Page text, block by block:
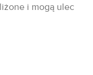
i mogą ulec